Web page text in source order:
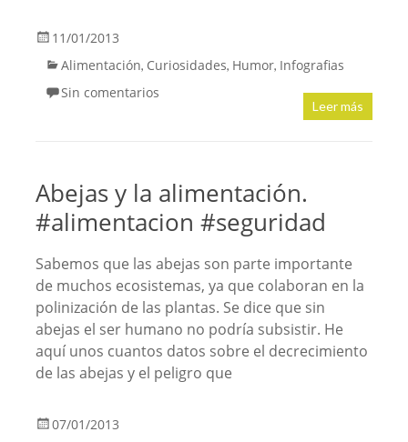
11/01/2013
Alimentación, Curiosidades, Humor, Infografias
Sin comentarios
Leer más
Abejas y la alimentación.
#alimentacion #seguridad
Sabemos que las abejas son parte importante
de muchos ecosistemas, ya que colaboran en la
polinización de las plantas. Se dice que sin
abejas el ser humano no podría subsistir. He
aquí unos cuantos datos sobre el decrecimiento
de las abejas y el peligro que
07/01/2013